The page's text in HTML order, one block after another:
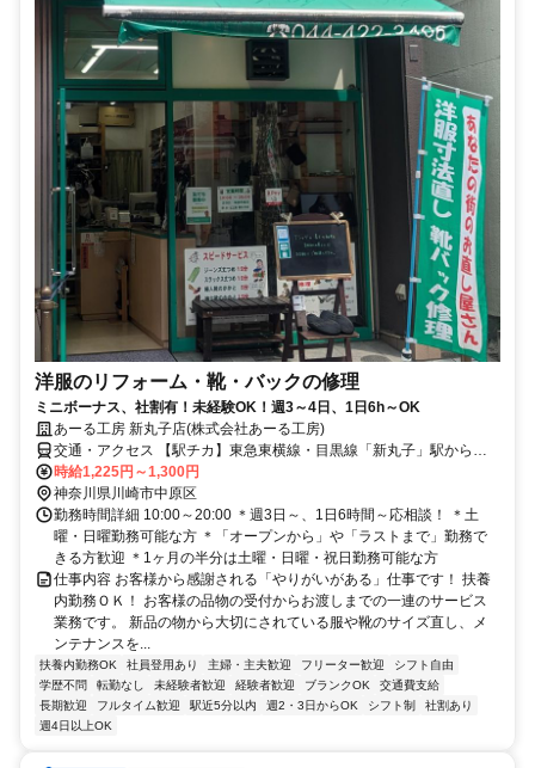
洋服のリフォーム・靴・バックの修理
ミニボーナス、社割有！未経験OK！週3～4日、1日6h～OK
あーる工房 新丸子店(株式会社あーる工房)
交通・アクセス 【駅チカ】東急東横線・目黒線「新丸子」駅から徒
歩2分
時給1,225円～1,300円
神奈川県川崎市中原区
勤務時間詳細 10:00～20:00 ＊週3日～、1日6時間～応相談！ ＊土
曜・日曜勤務可能な方 ＊「オープンから」や「ラストまで」勤務で
きる方歓迎 ＊1ヶ月の半分は土曜・日曜・祝日勤務可能な方
仕事内容 お客様から感謝される「やりがいがある」仕事です！ 扶養
内勤務ＯＫ！ お客様の品物の受付からお渡しまでの一連のサービス
業務です。 新品の物から大切にされている服や靴のサイズ直し、メ
ンテナンスを...
扶養内勤務OK 社員登用あり 主婦・主夫歓迎 フリーター歓迎
シフト自由
学歴不問
転勤なし 未経験者歓迎 経験者歓迎 ブランクOK
交通費支給
長期歓迎
フルタイム歓迎 駅近5分以内 週2・3日からOK シフト制
社割あり
週4日以上OK